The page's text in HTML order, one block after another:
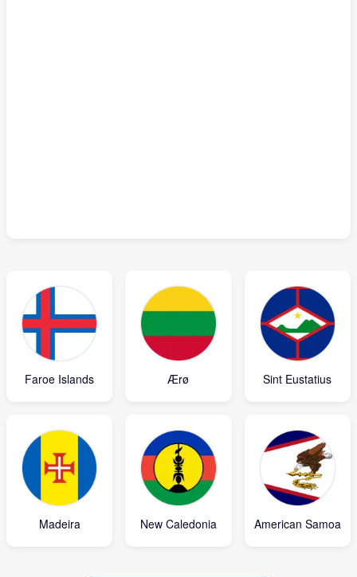
Faroe Islands Ærø Sint Eustatius
Madeira New Caledonia American Samoa